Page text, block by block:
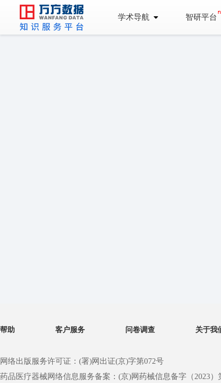
学术导航 智研平台
帮助 客户服务 问卷调查 关于我
网络出版服务许可证：(署)网出证(京)字第072号
药品医疗器械网络信息服务备案：(京)网药械信息备字（2023）